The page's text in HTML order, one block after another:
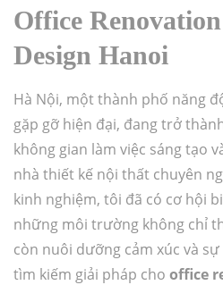
Office
Design Hanoi
Hà Nội, một thành phố năng
gặp gỡ hiện đại, đang trở
không gian làm việc sáng tạo
nhà thiết kế nội thất chuyên
kinh nghiệm, tôi đã có cơ hội
những môi trường không chỉ
còn nuôi dưỡng cảm xúc và
tìm kiếm giải pháp cho office